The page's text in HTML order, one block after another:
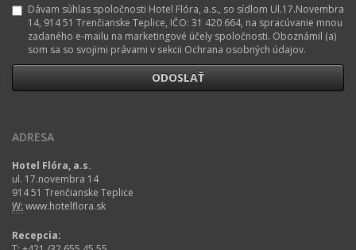
Dávam súhlas spoločnosti Hotel Flóra, a.s., so sídlom Ul.17.Novembra
14, 914 51 Trenčianske Teplice, IČO: 31 420 664, na spracúvanie mnou
zadaného e-mailu na marketingové účely spoločnosti. Oboznámil (a)
som sa so svojimi právami v sekcii Ochrana osobných údajov.
ADRESA
Hotel Flóra, a.s.
ul. 17.novembra 14
914 51 Trenčianske Teplice
W: www.hotelflora.sk
Recepcia: